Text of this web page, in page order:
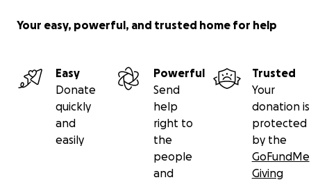
Your easy, powerful, and trusted home for help
Easy
Donate
quickly
and
easily
Powerful
Send
help
right to
the
people
and
Trusted
Your
donation is
protected
by the
GoFundMe
Giving